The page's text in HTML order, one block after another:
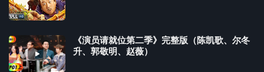
《演员请就位第二季》完整版（陈凯歌、尔冬
升、郭敬明、赵薇）